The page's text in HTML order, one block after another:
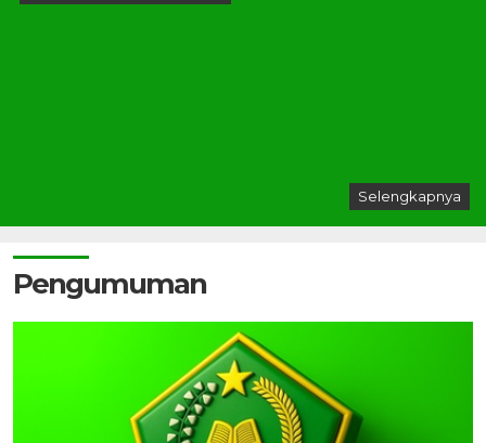
Selengkapnya
Pengumuman